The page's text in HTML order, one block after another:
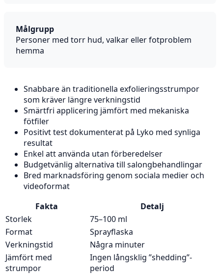
Målgrupp
Personer med torr hud, valkar eller fotproblem
hemma
Snabbare än traditionella exfolieringsstrumpor
som kräver längre verkningstid
Smärtfri applicering jämfört med mekaniska
fötfiler
Positivt test dokumenterat på Lyko med synliga
resultat
Enkel att använda utan förberedelser
Budgetvänlig alternativa till salongbehandlingar
Bred marknadsföring genom sociala medier och
videoformat
Fakta
Detalj
Storlek
75–100 ml
Format
Sprayflaska
Verkningstid
Några minuter
Jämfört med
strumpor
Ingen långsklig ”shedding”-
period